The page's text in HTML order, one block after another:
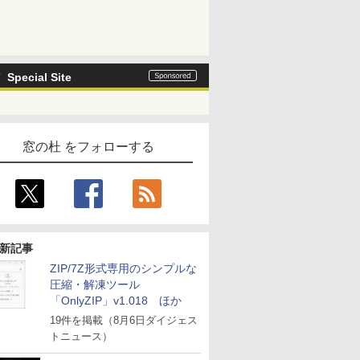
Special Site
窓の杜 をフォローする
記事
ZIP/7Z形式専用のシンプルな
圧縮・解凍ツール
「OnlyZIP」v1.018 ほか
19件を掲載（8月6日ダイジェス
トニュース）